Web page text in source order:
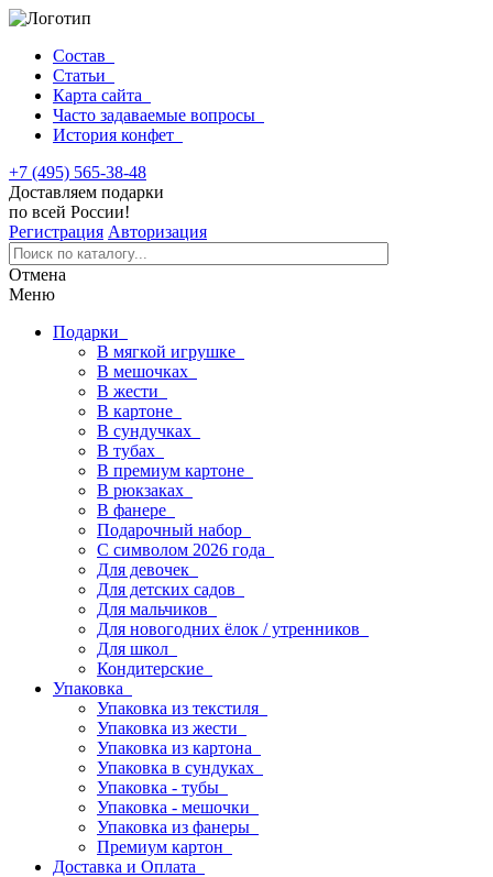
Состав
Статьи
Карта сайта
Часто задаваемые вопросы
История конфет
+7 (495) 565-38-48
Доставляем подарки
по всей России!
Регистрация Авторизация
Отмена
Меню
Подарки
В мягкой игрушке
В мешочках
В жести
В картоне
В сундучках
В тубах
В премиум картоне
В рюкзаках
В фанере
Подарочный набор
С символом 2026 года
Для девочек
Для детских садов
Для мальчиков
Для новогодних ёлок / утренников
Для школ
Кондитерские
Упаковка
Упаковка из текстиля
Упаковка из жести
Упаковка из картона
Упаковка в сундуках
Упаковка - тубы
Упаковка - мешочки
Упаковка из фанеры
Премиум картон
Доставка и Оплата